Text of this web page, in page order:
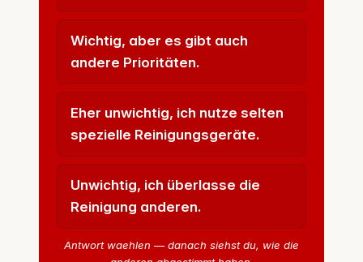
Wichtig, aber es gibt auch
andere Prioritäten.
Eher unwichtig, ich nutze selten
spezielle Reinigungsgeräte.
Unwichtig, ich überlasse die
Reinigung anderen.
Antwort waehlen — danach siehst du, wie die